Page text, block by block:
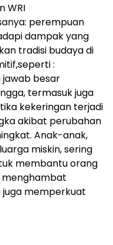
WRI
perempuan
dampak yang
tradisi budaya di
:
besar
termasuk juga
kekeringan terjadi
akibat perubahan
Anak-anak,
miskin, sering
membantu orang
menghambat
memperkuat